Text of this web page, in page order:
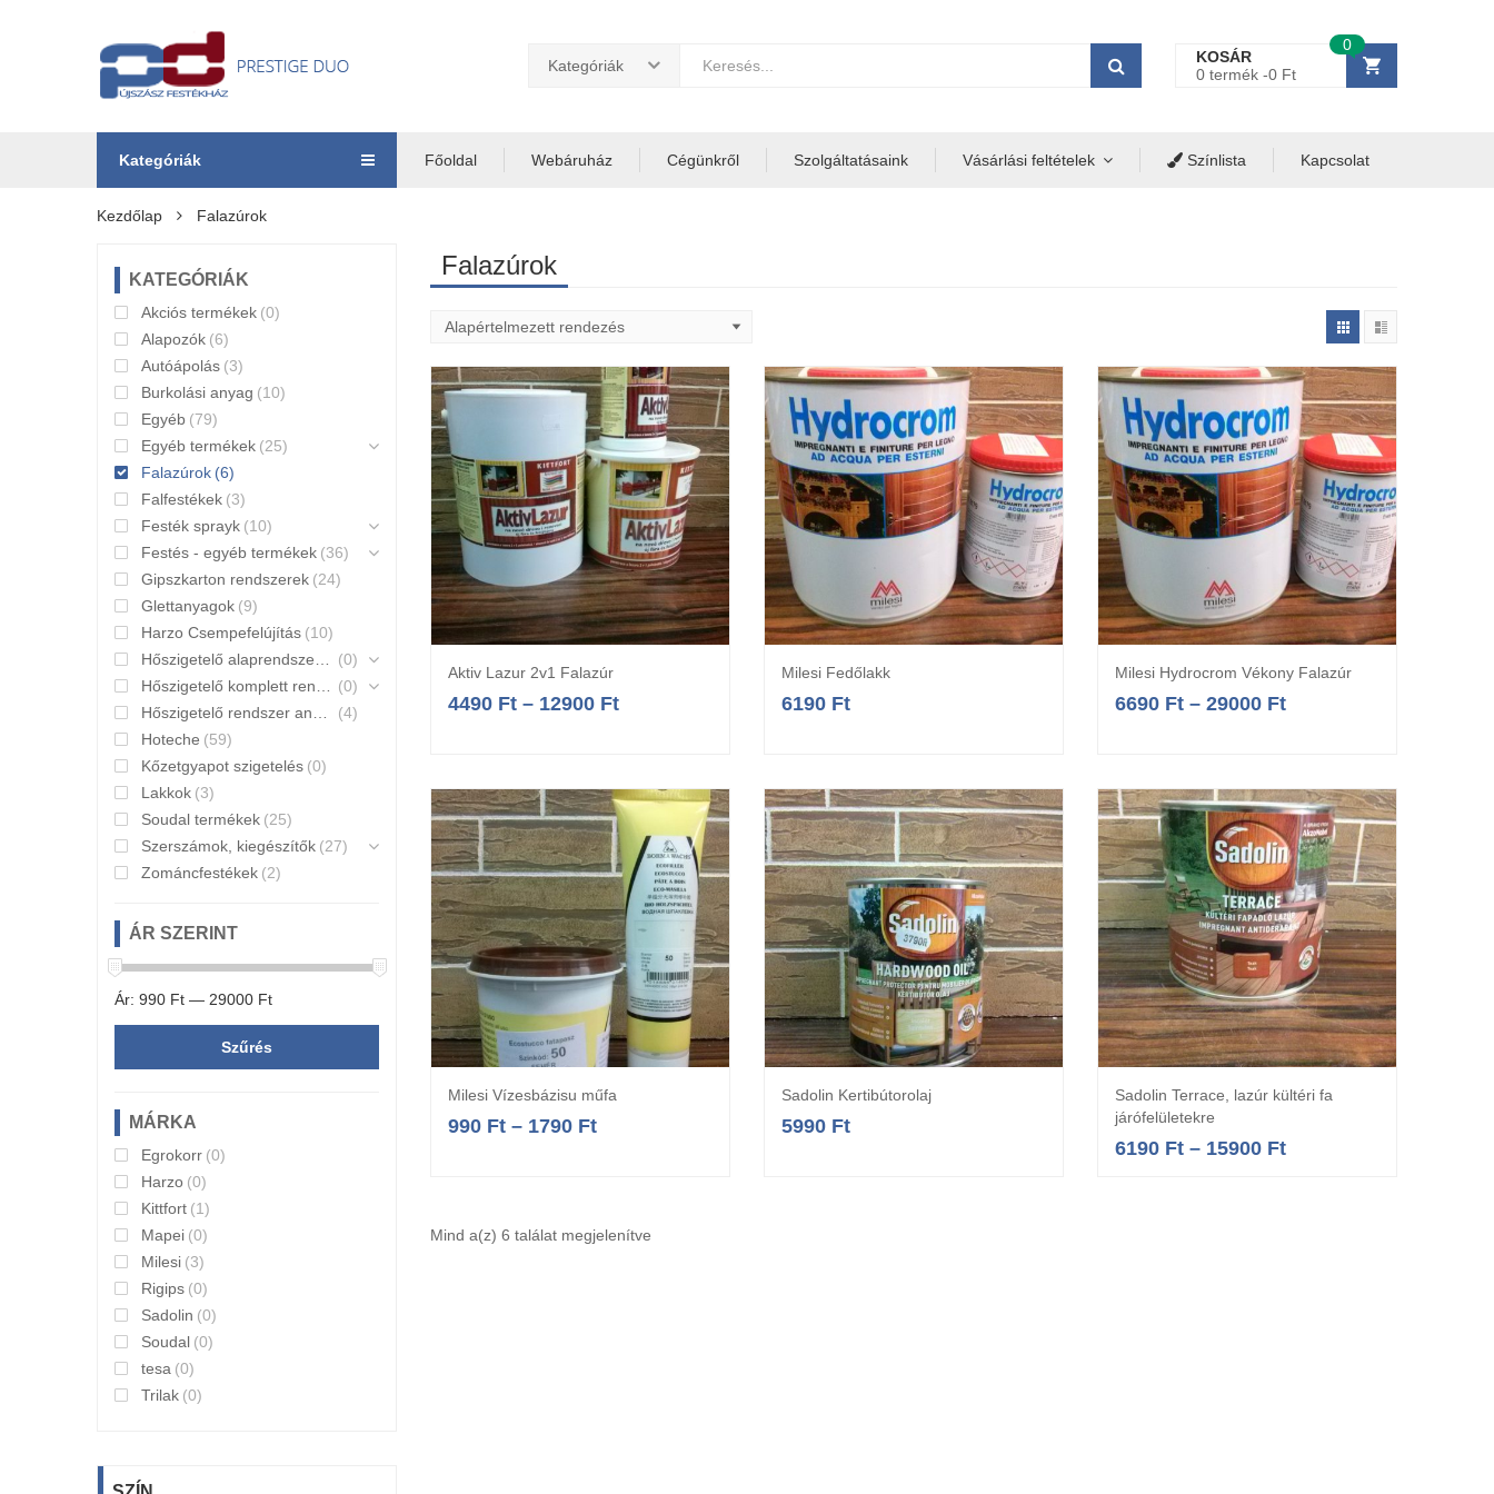
Kategóriák
KOSÁR
0 termék -0 Ft
0
Kategóriák Főoldal Webáruház Cégünkről Szolgáltatásaink Vásárlási feltételek Színlista Kapcsolat
Kezdőlap Falazúrok
Falazúrok
Opciók választása
Aktiv Lazur 2v1 Falazúr
4490 Ft – 12900 Ft
Opciók választása
Milesi Fedőlakk
6190 Ft
Opciók választása
Milesi Hydrocrom Vékony Falazúr
6690 Ft– 29000 Ft
Opciók választása
Milesi Vízesbázisu műfa
990 Ft – 1790 Ft
Opciók választása
Sadolin Kertibútorolaj
5990 Ft
Opciók választása
Sadolin Terrace, lazúr kültéri fa
járófelületekre
6190 Ft– 15900 Ft
Mind a(z) 6 találat megjelenítve
KATEGÓRIÁK
Akciós termékek (0)
Alapozók (6)
Autóápolás (3)
Burkolási anyag (10)
Egyéb (79)
Egyéb termékek (25)
Falazúrok (6)
Falfestékek (3)
Festék sprayk (10)
Festés - egyéb termékek (36)
Gipszkarton rendszerek (24)
Glettanyagok (9)
Harzo Csempefelújítás (10)
Hőszigetelő alaprendszerek
(0)
Hőszigetelő komplett rendszerek
(0)
Hőszigetelő rendszer anyagai
(4)
Hoteche (59)
Kőzetgyapot szigetelés (0)
Lakkok (3)
Soudal termékek (25)
Szerszámok, kiegészítők (27)
Zománcfestékek (2)
ÁR SZERINT
Szűrés
Ár: 990 Ft — 29000 Ft
MÁRKA
Egrokorr (0)
Harzo (0)
Kittfort (1)
Mapei (0)
Milesi (3)
Rigips (0)
Sadolin (0)
Soudal (0)
tesa (0)
Trilak (0)